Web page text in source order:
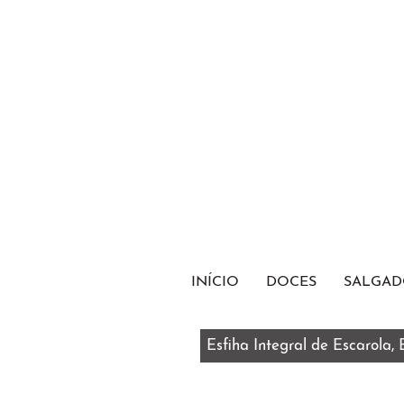
INÍCIO DOCES
Esfiha Integral de Escarola,